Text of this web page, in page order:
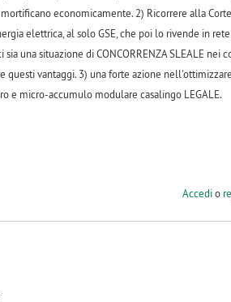
economicamente. 2) Ricorrere alla
elettrica, al solo GSE, che poi lo rivende in
una situazione di CONCORRENZA SLEALE nei
questi vantaggi. 3) una forte azione
e micro-accumulo modulare casalingo LEGALE.
Accedio